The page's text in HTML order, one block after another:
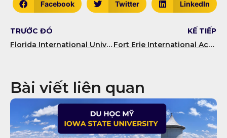
Facebook Twitter LinkedIn
TRƯỚC ĐÓ
Florida International University (FIU): Khám phá Đại học Hàng đầu Miami
KẾ TIẾP
Fort Erie International Academy: Tư thục nội trú hàng đầu tại Canada
Bài viết liên quan